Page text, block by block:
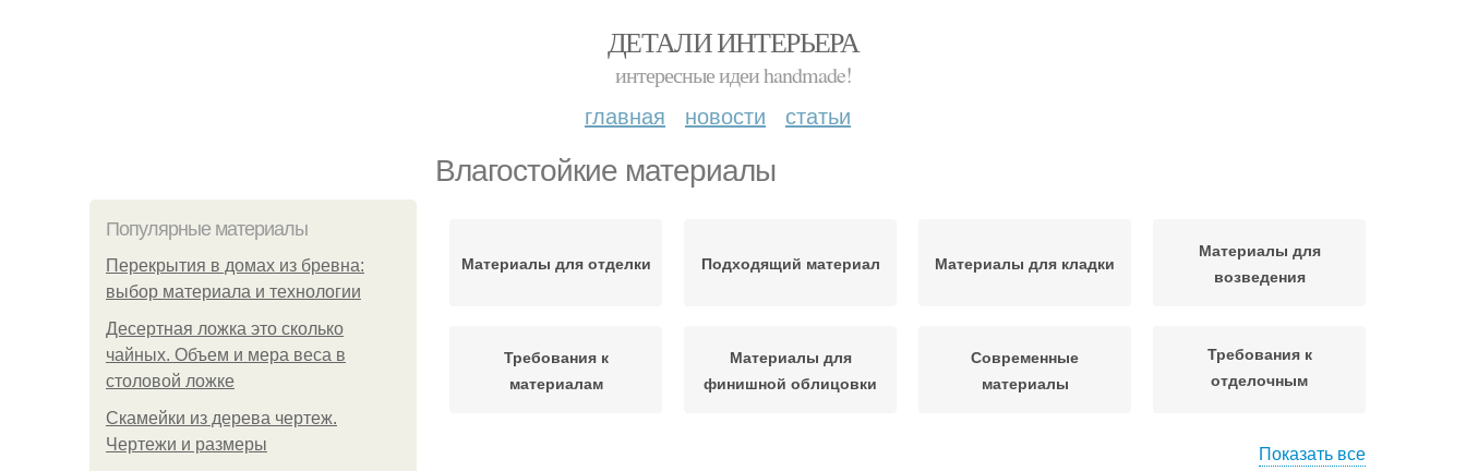
ДЕТАЛИ ИНТЕРЬЕРА
интересные идеи handmade!
главная новости статьи
Влагостойкие материалы
Популярные материалы
Перекрытия в домах из бревна:
выбор материала и технологии
Десертная ложка это сколько
чайных. Объем и мера веса в
столовой ложке
Скамейки из дерева чертеж.
Чертежи и размеры
Материалы для отделки Подходящий материал Материалы для кладки
Материалы для
возведения
Требования к
материалам
Материалы для
финишной облицовки
Современные
материалы
Требования к
отделочным
Показать все